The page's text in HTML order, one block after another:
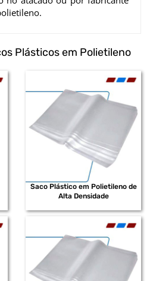
Plásticos em Polietileno
Saco Plástico em Polietileno de
Alta Densidade